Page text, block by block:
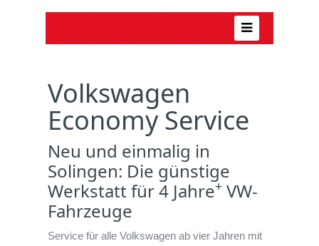
Volkswagen
Economy Service
Neu und einmalig in
Solingen: Die günstige
Werkstatt für 4 Jahre+ VW-
Fahrzeuge
Service für alle Volkswagen ab vier Jahren mit